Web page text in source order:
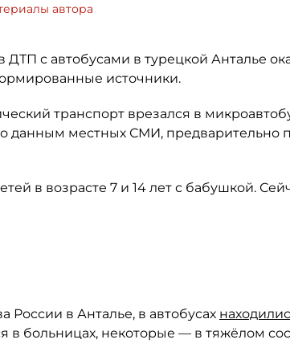
автора
с автобусами в турецкой Анталье
источники.
транспорт врезался в
данным местных СМИ, предварительно
в возрасте 7 и 14 лет с бабушкой.
России в Анталье, в автобусах
в больницах, некоторые — в тяжёлом